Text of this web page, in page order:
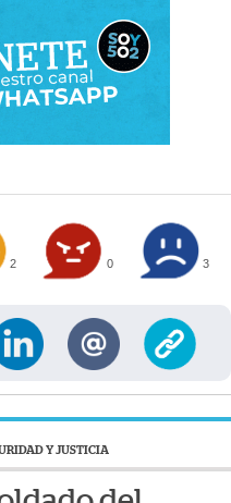
2 0 3
Y JUSTICIA